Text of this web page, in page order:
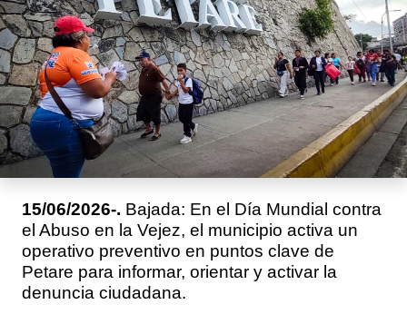
15/06/2026-. Bajada: En el Día Mundial contra
el Abuso en la Vejez, el municipio activa un
operativo preventivo en puntos clave de
Petare para informar, orientar y activar la
denuncia ciudadana.